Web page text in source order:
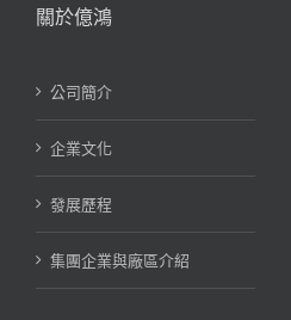
關於億鴻
公司簡介
企業文化
發展歷程
集團企業與廠區介紹